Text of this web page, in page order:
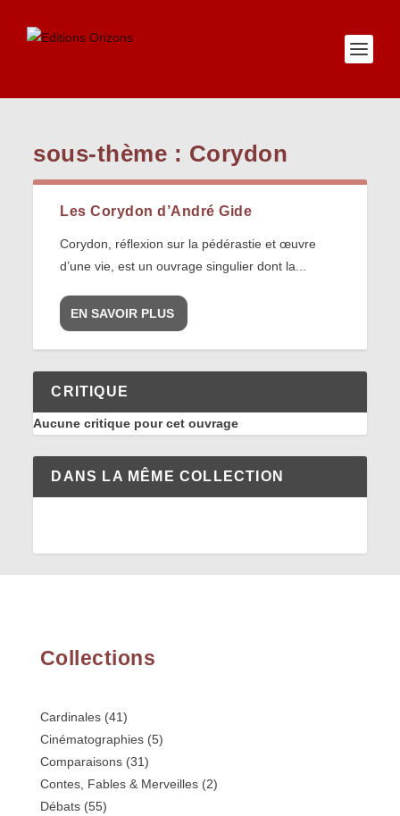
sous-thème : Corydon
Les Corydon d’André Gide
Corydon, réflexion sur la pédérastie et œuvre
d’une vie, est un ouvrage singulier dont la...
EN SAVOIR PLUS
CRITIQUE
Aucune critique pour cet ouvrage
DANS LA MÊME COLLECTION
Collections
Cardinales(41)
Cinématographies(5)
Comparaisons(31)
Contes, Fables & Merveilles(2)
Débats(55)